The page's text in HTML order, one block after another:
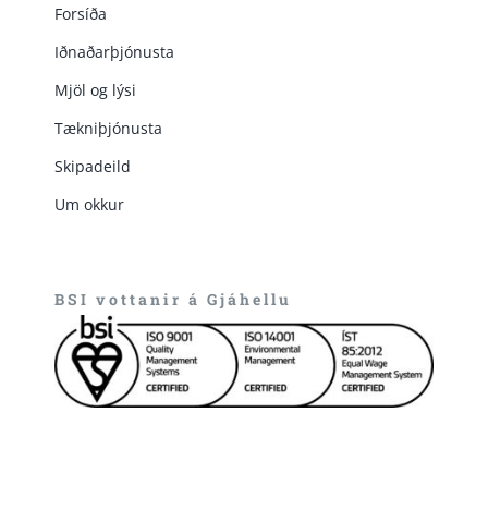
Forsíða
Iðnaðarþjónusta
Mjöl og lýsi
Tækniþjónusta
Skipadeild
Um okkur
BSI vottanir á Gjáhellu